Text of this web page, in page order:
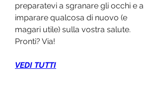
preparatevi a sgranare gli occhi e a
imparare qualcosa di nuovo (e
magari utile) sulla vostra salute.
Pronti? Via!
VEDI TUTTI